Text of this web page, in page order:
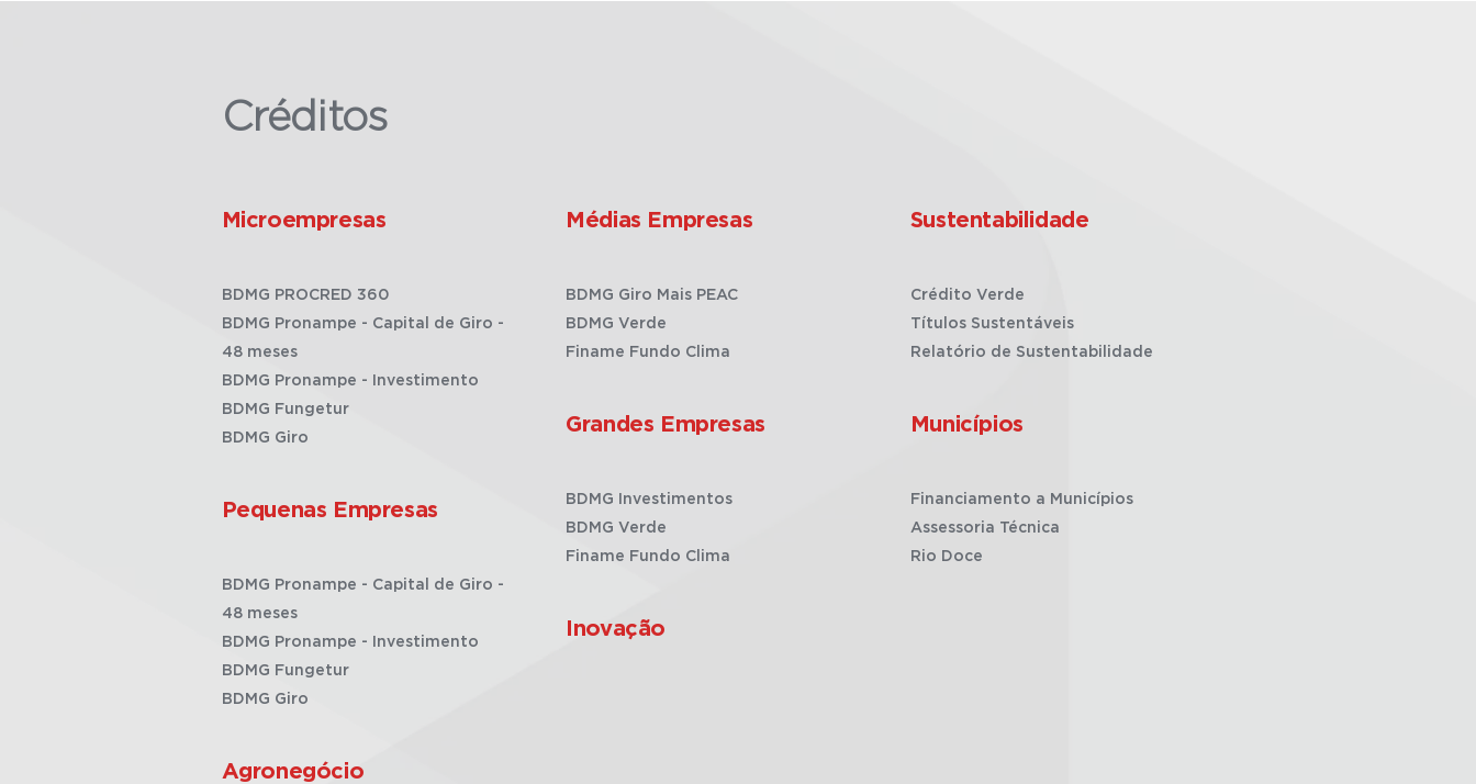
Créditos
Microempresas
BDMG PROCRED 360
BDMG Pronampe - Capital de Giro -
48 meses
BDMG Pronampe - Investimento
BDMG Fungetur
BDMG Giro
Pequenas Empresas
BDMG Pronampe - Capital de Giro -
48 meses
BDMG Pronampe - Investimento
BDMG Fungetur
BDMG Giro
Agronegócio
Médias Empresas
BDMG Giro Mais PEAC
BDMG Verde
Finame Fundo Clima
Grandes Empresas
BDMG Investimentos
BDMG Verde
Finame Fundo Clima
Inovação
Sustentabilidade
Crédito Verde
Títulos Sustentáveis
Relatório de Sustentabilidade
Municípios
Financiamento a Municípios
Assessoria Técnica
Rio Doce